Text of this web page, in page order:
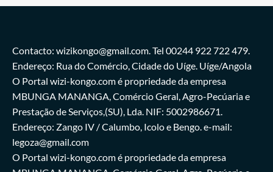
Contacto: wizikongo@gmail.com. Tel 00244 922 722 479.
Endereço: Rua do Comércio, Cidade do Uíge. Uíge/Angola
O Portal wizi-kongo.com é propriedade da empresa
MBUNGA MANANGA, Comércio Geral, Agro-Pecúaria e
Prestação de Serviços,(SU), Lda. NIF: 5002986671.
Endereço: Zango IV / Calumbo, Icolo e Bengo. e-mail:
legoza@gmail.com
O Portal wizi-kongo.com é propriedade da empresa